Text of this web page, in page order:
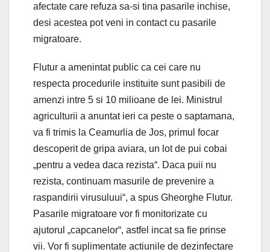
afectate care refuza sa-si tina pasarile inchise,
desi acestea pot veni in contact cu pasarile
migratoare.
Flutur a amenintat public ca cei care nu
respecta procedurile instituite sunt pasibili de
amenzi intre 5 si 10 milioane de lei. Ministrul
agriculturii a anuntat ieri ca peste o saptamana,
va fi trimis la Ceamurlia de Jos, primul focar
descoperit de gripa aviara, un lot de pui cobai
„pentru a vedea daca rezista“. Daca puii nu
rezista, continuam masurile de prevenire a
raspandirii virusuluui“, a spus Gheorghe Flutur.
Pasarile migratoare vor fi monitorizate cu
ajutorul „capcanelor“, astfel incat sa fie prinse
vii. Vor fi suplimentate actiunile de dezinfectare